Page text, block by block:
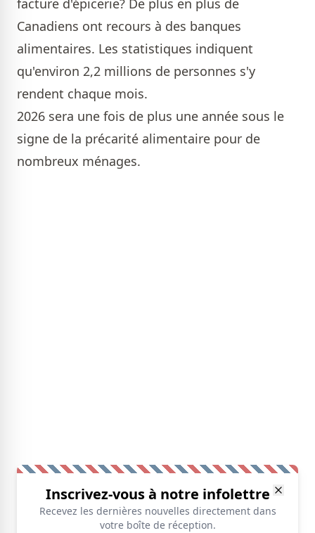
facture d'épicerie? De plus en plus de
Canadiens ont recours à des banques
alimentaires. Les statistiques indiquent
qu'environ 2,2 millions de personnes s'y
rendent chaque mois.
2026 sera une fois de plus une année sous le
signe de la précarité alimentaire pour de
nombreux ménages.
Inscrivez-vous à notre infolettre
Recevez les dernières nouvelles directement dans
votre boîte de réception.